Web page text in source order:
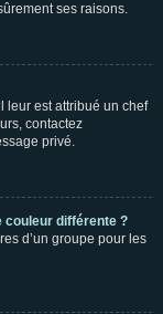
ses raisons.
leur est attribué un chef
contactez
privé.
couleur différente ?
d’un groupe pour les